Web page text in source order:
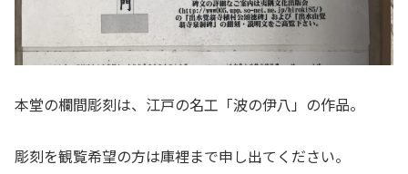
本堂の欄間彫刻は、江戸の名工「波の伊八」の作品。
彫刻を観覧希望の方は庫裡まで申し出てください。